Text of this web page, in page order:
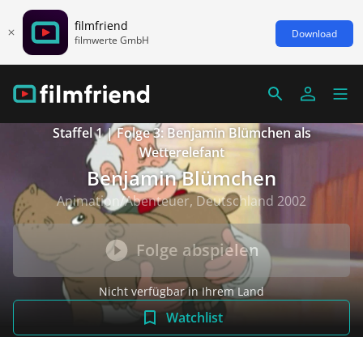
filmfriend
filmwerte GmbH Download
Staffel 1 | Folge 3: Benjamin Blümchen als
Wetterelefant
Benjamin Blümchen
Animation/Abenteuer, Deutschland 2002
Folge abspielen
Nicht verfügbar in Ihrem Land
Watchlist